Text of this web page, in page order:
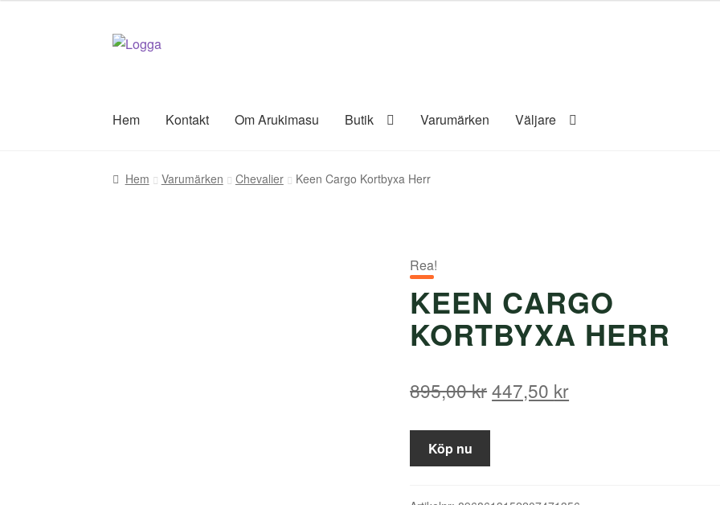
Hoppa
Hoppa
Hem
Kontakt Om Arukimasu Butik Varumärken Väljare
Hem Varumärken Chevalier Keen Cargo Kortbyxa Herr
Rea!
KEEN CARGO
KORTBYXA HERR
895,00krDet
447,50 krDet
Köp nu